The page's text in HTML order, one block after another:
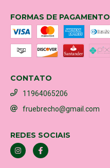
FORMAS DE PAGAMENTO
CONTATO
11964065206
fruebrecho@gmail.com
REDES SOCIAIS